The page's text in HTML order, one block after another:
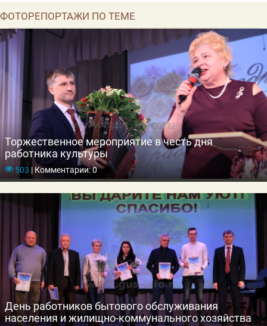
ФОТОРЕПОРТАЖИ ПО ТЕМЕ
Торжественное мероприятие в честь дня
работника культуры
503 |Комментарии: 0
День работников бытового обслуживания
населения и жилищно-коммунального хозяйства